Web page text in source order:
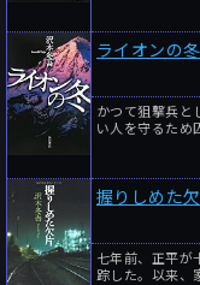
ライオンの冬
かつて狙撃兵と
い人を守るため
握りしめた
七年前、正平が
踪した。以来、